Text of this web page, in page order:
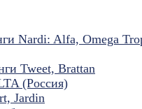
Nardi: Alfa, Omega
Tweet, Brattan
(Россия)
Jardin